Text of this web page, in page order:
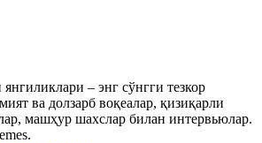
– энг сўнгги тезкор
ва долзарб воқеалар, қизиқарли
машҳур шахслар билан интервьюлар.